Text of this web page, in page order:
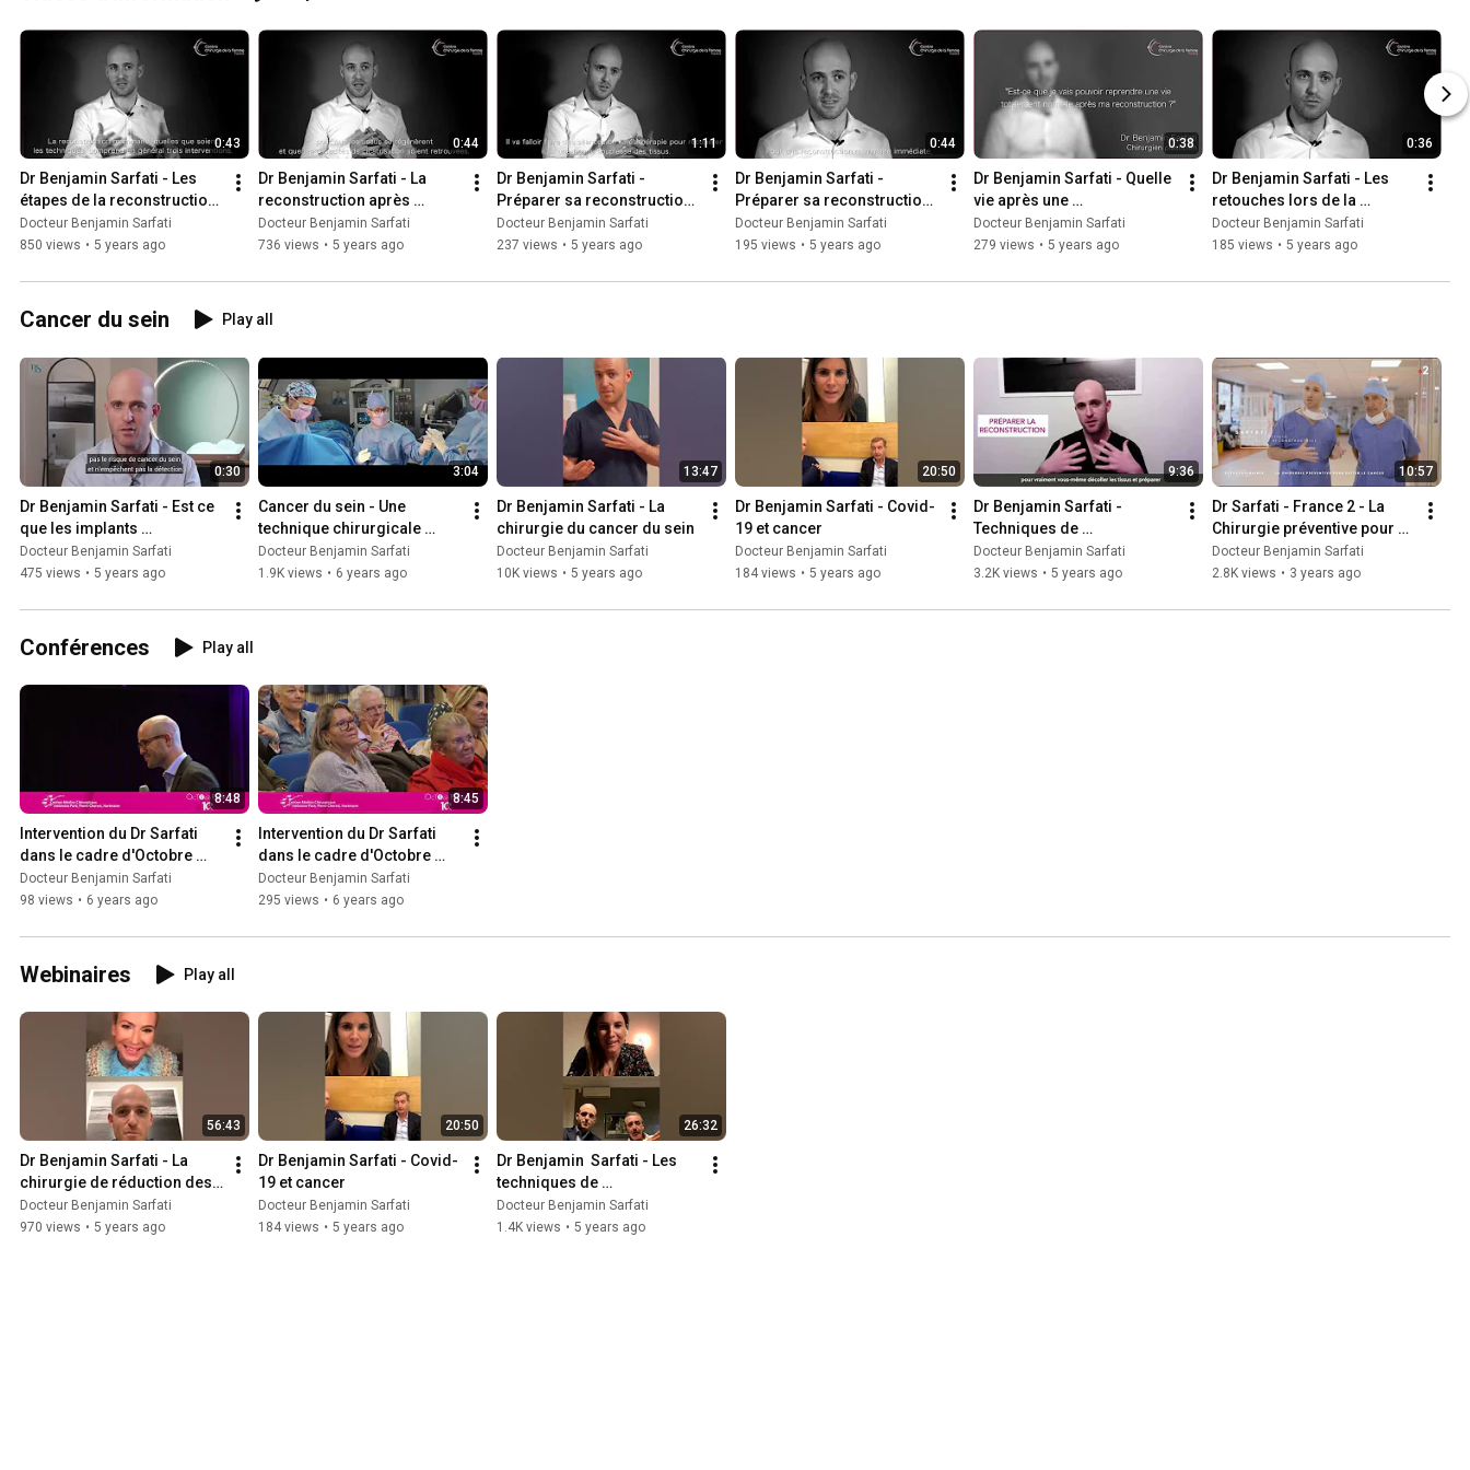
0:43
Dr Benjamin Sarfati - Les
étapes de la reconstruction
mammaire
Docteur Benjamin Sarfati
850 views • 5 years ago
0:44
Dr Benjamin Sarfati - La
reconstruction après
mastectomie
Docteur Benjamin Sarfati
736 views • 5 years ago
1:11
Dr Benjamin Sarfati -
Préparer sa reconstruction
secondaire
Docteur Benjamin Sarfati
237 views • 5 years ago
0:44
Dr Benjamin Sarfati -
Préparer sa reconstruction
immédiate
Docteur Benjamin Sarfati
195 views • 5 years ago
0:38
Dr Benjamin Sarfati - Quelle
vie après une
reconstruction mammaire ?
Docteur Benjamin Sarfati
279 views • 5 years ago
0:36
Dr Benjamin Sarfati - Les
retouches lors de la
reconstruction mammaire
Docteur Benjamin Sarfati
185 views • 5 years ago
Cancer du sein Play all
0:30
Dr Benjamin Sarfati - Est ce
que les implants
mammaires augmentent le
risque de cancer
Docteur Benjamin Sarfati
475 views • 5 years ago
3:04
Cancer du sein - Une
technique chirurgicale
révolutionnaire à l'Institut
Gustave Roussy
Docteur Benjamin Sarfati
1.9K views • 6 years ago
13:47
Dr Benjamin Sarfati - La
chirurgie du cancer du sein
Docteur Benjamin Sarfati
10K views • 5 years ago
20:50
Dr Benjamin Sarfati - Covid-
19 et cancer
Docteur Benjamin Sarfati
184 views • 5 years ago
9:36
Dr Benjamin Sarfati -
Techniques de
reconstruction mammaire
suite à un cancer du sein
Docteur Benjamin Sarfati
3.2K views • 5 years ago
10:57
Dr Sarfati - France 2 - La
Chirurgie préventive pour
éviter le cancer
Docteur Benjamin Sarfati
2.8K views • 3 years ago
Conférences Play all
8:48
Intervention du Dr Sarfati
dans le cadre d'Octobre
Rose
Docteur Benjamin Sarfati
98 views • 6 years ago
8:45
Intervention du Dr Sarfati
dans le cadre d'Octobre
Rose
Docteur Benjamin Sarfati
295 views • 6 years ago
Webinaires Play all
56:43
Dr Benjamin Sarfati - La
chirurgie de réduction des
risques
Docteur Benjamin Sarfati
970 views • 5 years ago
20:50
Dr Benjamin Sarfati - Covid-
19 et cancer
Docteur Benjamin Sarfati
184 views • 5 years ago
26:32
Dr Benjamin  Sarfati - Les
techniques de
reconstruction mammaire
Docteur Benjamin Sarfati
1.4K views • 5 years ago